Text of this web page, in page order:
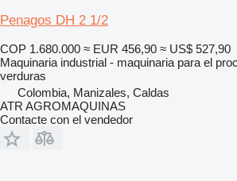
Penagos DH 2 1/2
COP 1.680.000 ≈ EUR 456,90 ≈ US$ 527,90
Maquinaria industrial - maquinaria para el
verduras
Colombia, Manizales, Caldas
ATR AGROMAQUINAS
Contacte con el vendedor